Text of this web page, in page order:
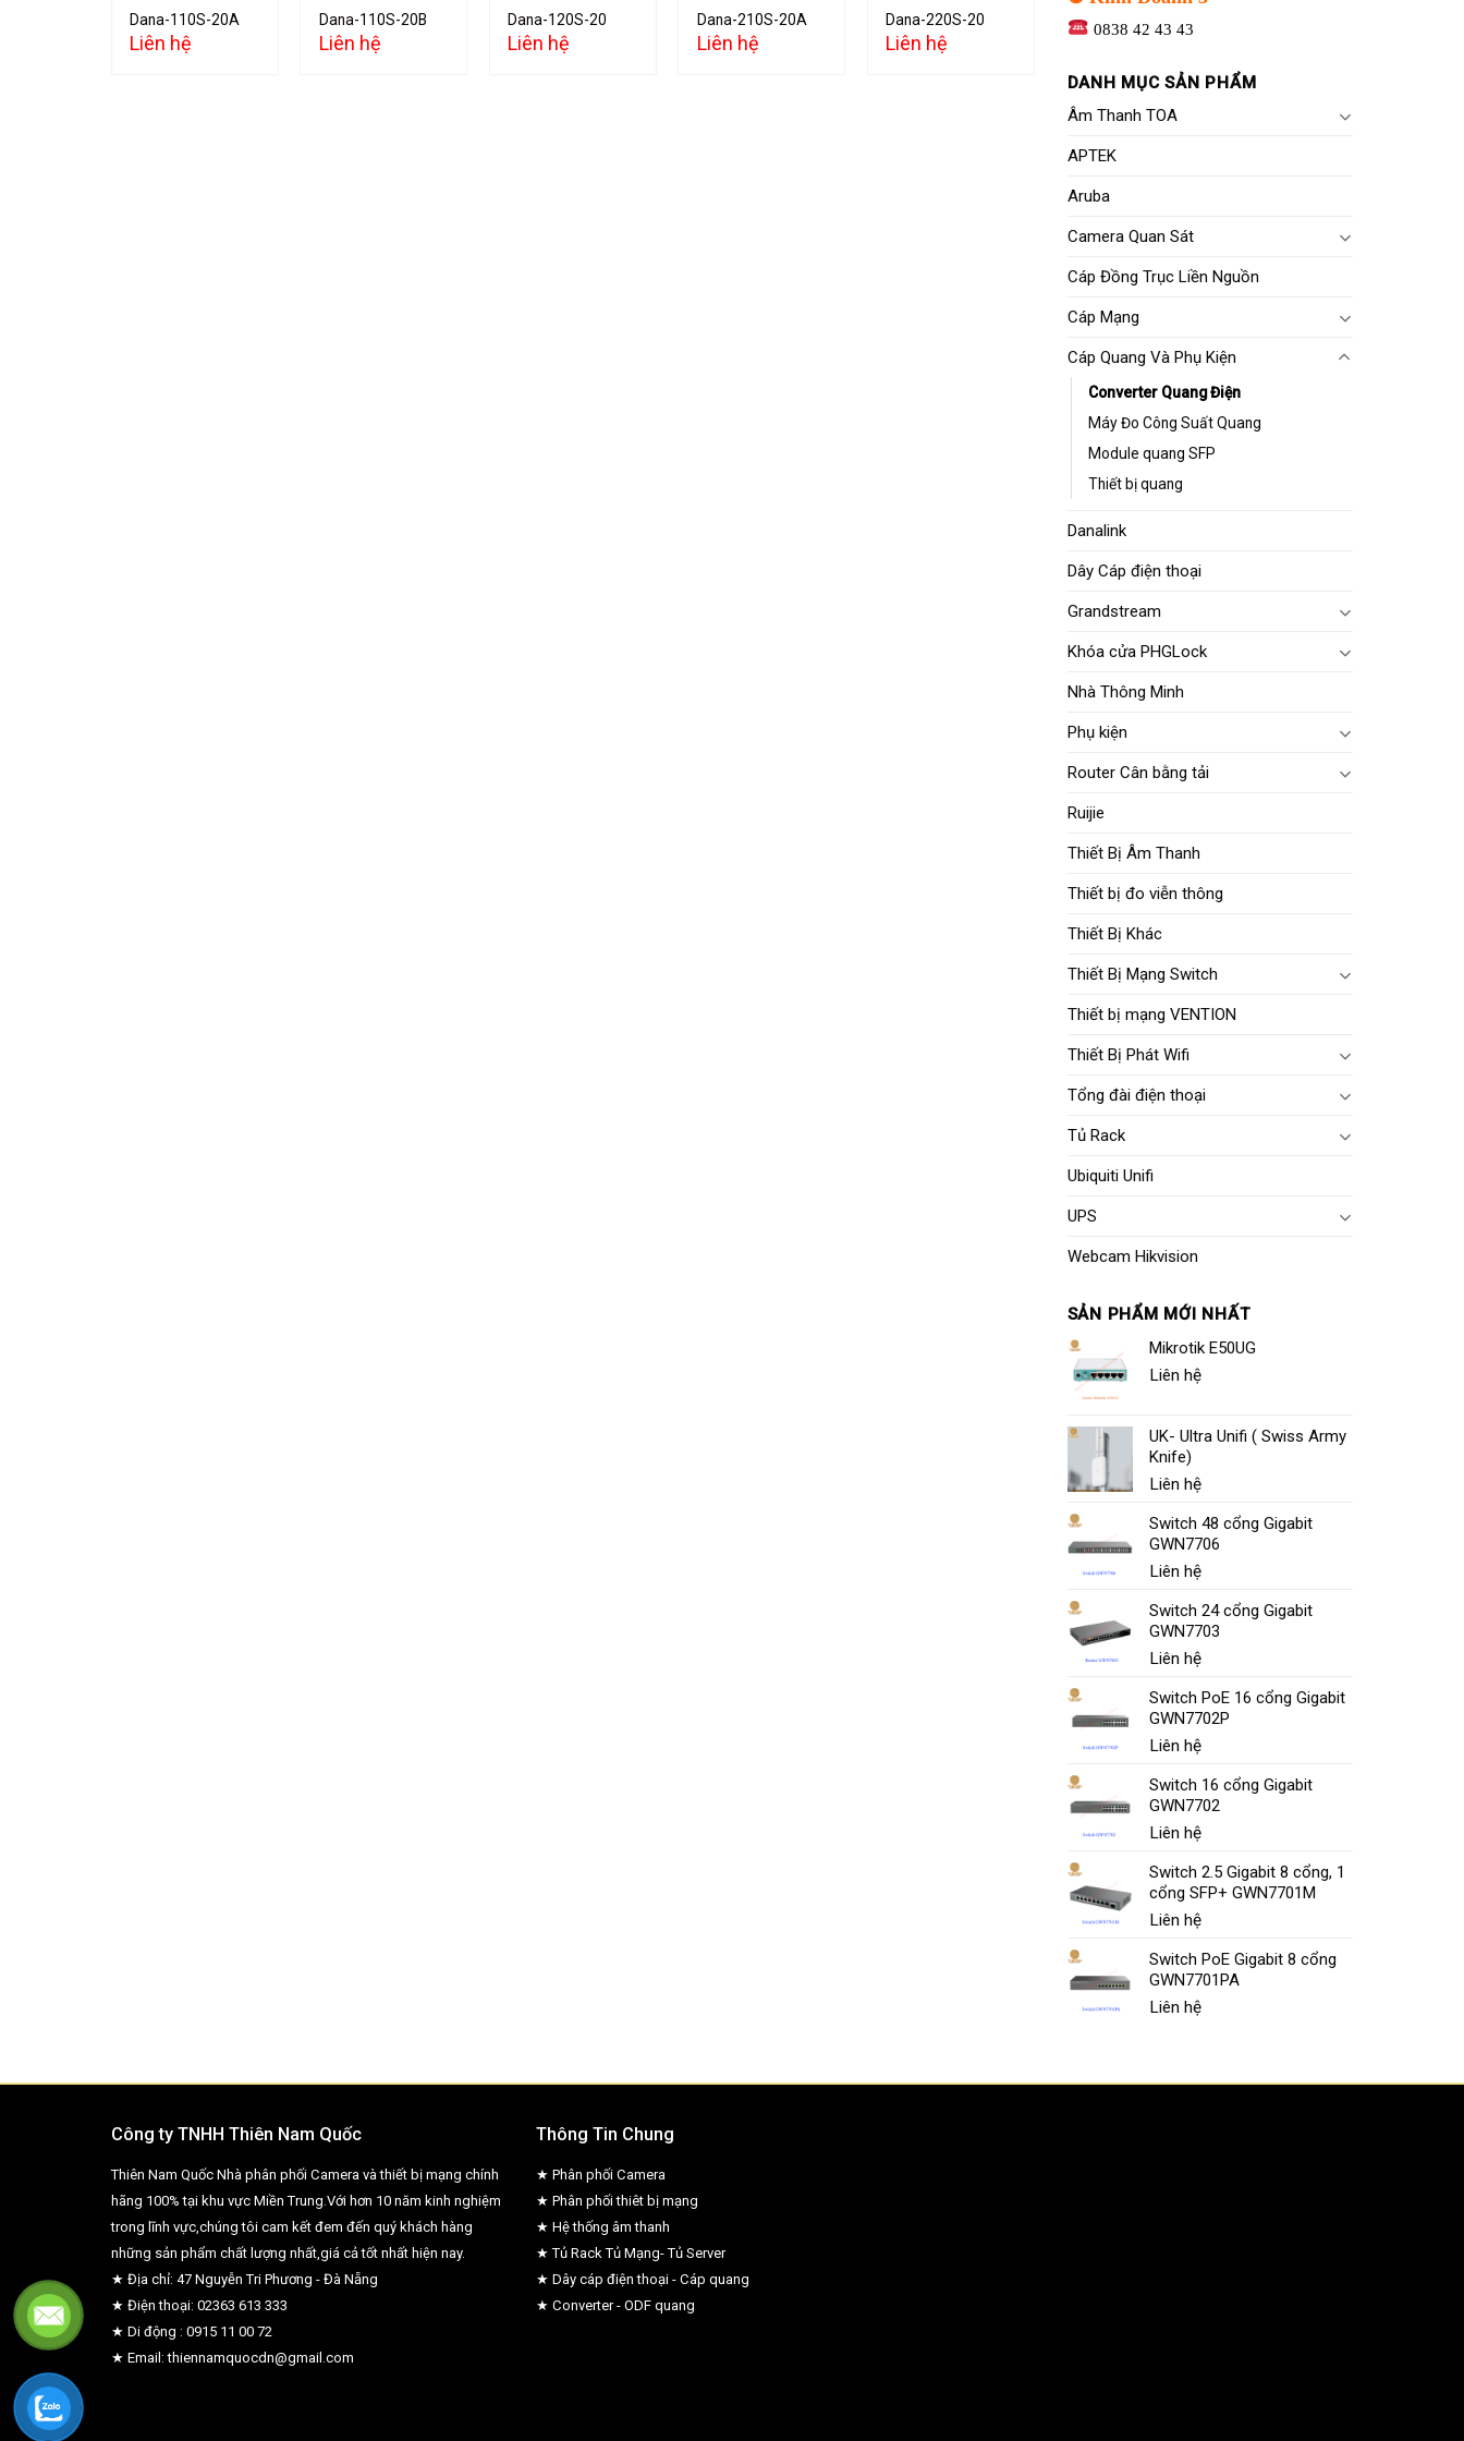
Dana-110S-20A
Liên hệ
Dana-110S-20B
Liên hệ
Dana-120S-20
Liên hệ
Dana-210S-20A
Liên hệ
Dana-220S-20
Liên hệ
0838 42 43 43
DANH MỤC SẢN PHẨM
Âm Thanh TOA
APTEK
Aruba
Camera Quan Sát
Cáp Đồng Trục Liền Nguồn
Cáp Mạng
Cáp Quang Và Phụ Kiện
Converter Quang Điện
Máy Đo Công Suất Quang
Module quang SFP
Thiết bị quang
Danalink
Dây Cáp điện thoại
Grandstream
Khóa cửa PHGLock
Nhà Thông Minh
Phụ kiện
Router Cân bằng tải
Ruijie
Thiết Bị Âm Thanh
Thiết bị đo viễn thông
Thiết Bị Khác
Thiết Bị Mạng Switch
Thiết bị mạng VENTION
Thiết Bị Phát Wifi
Tổng đài điện thoại
Tủ Rack
Ubiquiti Unifi
UPS
Webcam Hikvision
SẢN PHẨM MỚI NHẤT
Mikrotik E50UG
Liên hệ
UK- Ultra Unifi ( Swiss Army
Knife)
Liên hệ
Switch 48 cổng Gigabit
GWN7706
Liên hệ
Switch 24 cổng Gigabit
GWN7703
Liên hệ
Switch PoE 16 cổng Gigabit
GWN7702P
Liên hệ
Switch 16 cổng Gigabit
GWN7702
Liên hệ
Switch 2.5 Gigabit 8 cổng, 1
cổng SFP+ GWN7701M
Liên hệ
Switch PoE Gigabit 8 cổng
GWN7701PA
Liên hệ
Công ty TNHH Thiên Nam Quốc
Thiên Nam Quốc Nhà phân phối Camera và thiết bị mạng chính
hãng 100% tại khu vực Miền Trung.Với hơn 10 năm kinh nghiệm
trong lĩnh vực,chúng tôi cam kết đem đến quý khách hàng
những sản phẩm chất lượng nhất,giá cả tốt nhất hiện nay.
★ Địa chỉ: 47 Nguyễn Tri Phương - Đà Nẵng
★ Điện thoại: 02363 613 333
★ Di động : 0915 11 00 72
★ Email: thiennamquocdn@gmail.com
Thông Tin Chung
★ Phân phối Camera
★ Phân phối thiêt bị mạng
★ Hệ thống âm thanh
★ Tủ Rack Tủ Mạng- Tủ Server
★ Dây cáp điện thoại - Cáp quang
★ Converter - ODF quang